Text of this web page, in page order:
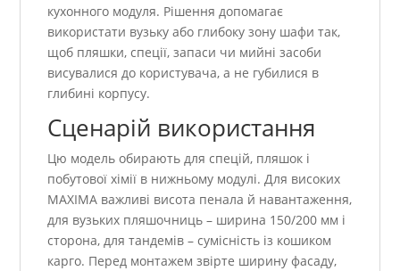
кухонного модуля. Рішення допомагає
використати вузьку або глибоку зону шафи так,
щоб пляшки, спеції, запаси чи мийні засоби
висувалися до користувача, а не губилися в
глибині корпусу.
Сценарій використання
Цю модель обирають для спецій, пляшок і
побутової хімії в нижньому модулі. Для високих
MAXIMA важливі висота пенала й навантаження,
для вузьких пляшочниць – ширина 150/200 мм і
сторона, для тандемів – сумісність із кошиком
карго. Перед монтажем звірте ширину фасаду,